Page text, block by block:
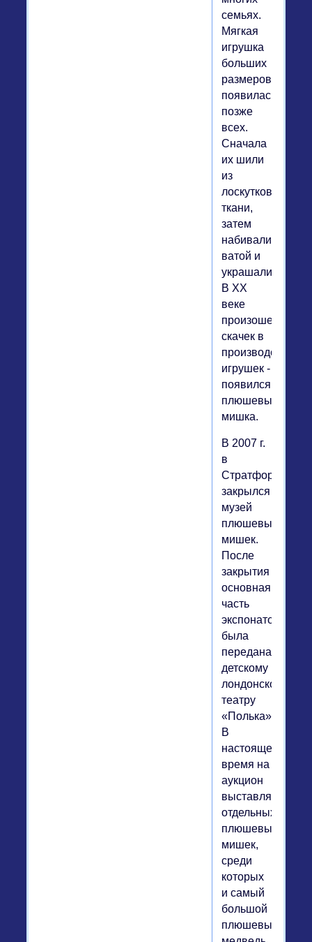
семьях.
Мягкая
игрушка
больших
размеров
появилась
позже
всех.
Сначала
их шили
из
лоскутков
ткани,
затем
набивали
ватой и
украшали.
В ХХ
веке
произошел
скачек в
производстве
игрушек -
появился
плюшевый
мишка.
В 2007 г.
в
Стратфорде
закрылся
музей
плюшевых
мишек.
После
закрытия
основная
часть
экспонатов
была
передана
детскому
лондонскому
театру
«Полька».
В
настоящее
время на
аукцион
выставляют
отдельных
плюшевых
мишек,
среди
которых
и самый
большой
плюшевый